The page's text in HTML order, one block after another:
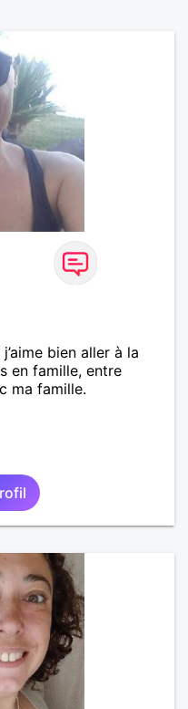
bien aller à la
en famille, entre
ma famille.